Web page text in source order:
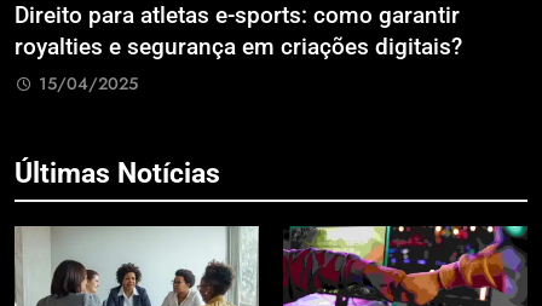
Direito para atletas e-sports: como garantir
royalties e segurança em criações digitais?
15/04/2025
Últimas Notícias